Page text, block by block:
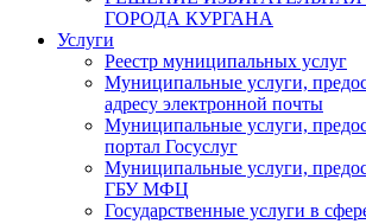
ГОРОДА КУРГАНА
Услуги
Реестр муниципальных услуг
Муниципальные услуги,
адресу электронной почты
Муниципальные услуги,
портал Госуслуг
Муниципальные услуги,
ГБУ МФЦ
Государственные услуги в